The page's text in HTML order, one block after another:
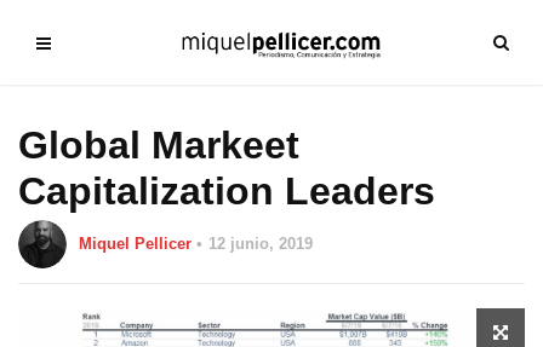
Global Markeet
Capitalization Leaders
Miquel Pellicer 12 junio, 2019